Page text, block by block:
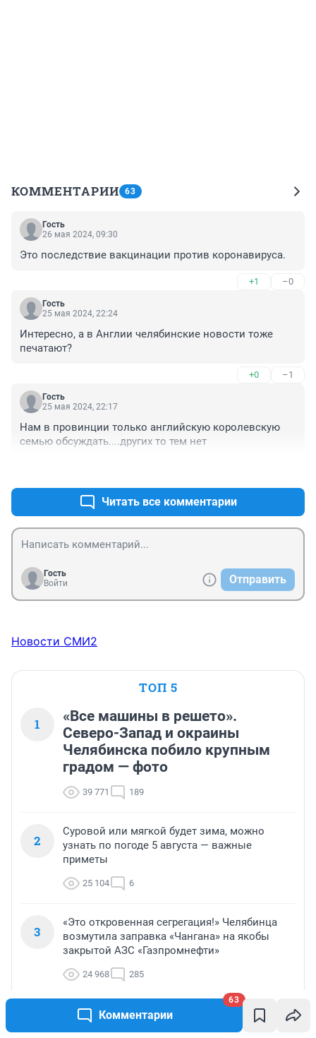
Комментарии
63
КОММЕНТАРИИ 63
Гость
26 мая 2024, 09:30
Это последствие вакцинации против коронавируса.
+1 –0
Гость
25 мая 2024, 22:24
Интересно, а в Англии челябинские новости тоже
печатают?
+0 –1
Гость
25 мая 2024, 22:17
Нам в провинции только английскую королевскую
семью обсуждать....других то тем нет
Читать все комментарии
Гость
Войти
Отправить
Новости СМИ2
ТОП 5
1
«Все машины в решето».
Северо-Запад и окраины
Челябинска побило крупным
градом — фото
39 771 189
2
Суровой или мягкой будет зима, можно
узнать по погоде 5 августа — важные
приметы
25 104 6
3
«Это откровенная сегрегация!» Челябинца
возмутила заправка «Чангана» на якобы
закрытой АЗС «Газпромнефти»
24 968 285
Погода 4 августа подскажет, какой будет